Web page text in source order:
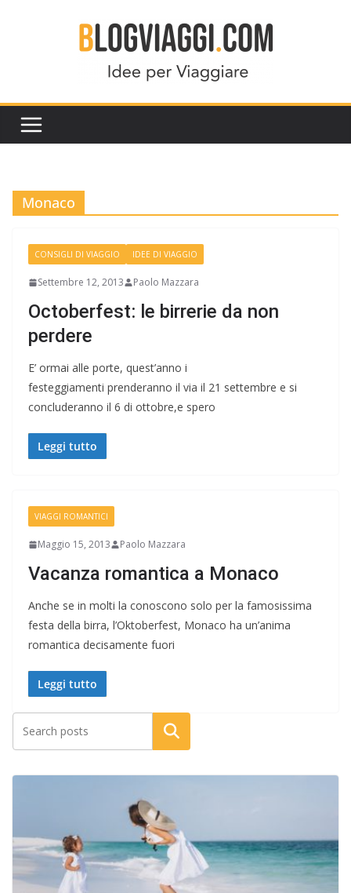
Monaco
CONSIGLI DI VIAGGIO IDEE DI VIAGGIO
Settembre 12, 2013 Paolo Mazzara
Octoberfest: le birrerie da non
perdere
E’ ormai alle porte, quest’anno i
festeggiamenti prenderanno il via il 21 settembre e si
concluderanno il 6 di ottobre,e spero
Leggi tutto
VIAGGI ROMANTICI
Maggio 15, 2013 Paolo Mazzara
Vacanza romantica a Monaco
Anche se in molti la conoscono solo per la famosissima
festa della birra, l’Oktoberfest, Monaco ha un’anima
romantica decisamente fuori
Leggi tutto
Cerca